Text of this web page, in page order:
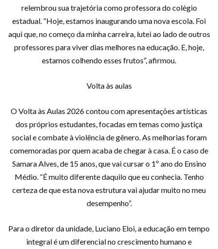
relembrou sua trajetória como professora do colégio
estadual. “Hoje, estamos inaugurando uma nova escola. Foi
aqui que, no começo da minha carreira, lutei ao lado de outros
professores para viver dias melhores na educação. E, hoje,
estamos colhendo esses frutos”, afirmou.
Volta às aulas
O Volta às Aulas 2026 contou com apresentações artísticas
dos próprios estudantes, focadas em temas como justiça
social e combate à violência de gênero. As melhorias foram
comemoradas por quem acaba de chegar à casa. É o caso de
Samara Alves, de 15 anos, que vai cursar o 1º ano do Ensino
Médio. “É muito diferente daquilo que eu conhecia. Tenho
certeza de que esta nova estrutura vai ajudar muito no meu
desempenho”.
Para o diretor da unidade, Luciano Eloi, a educação em tempo
integral é um diferencial no crescimento humano e